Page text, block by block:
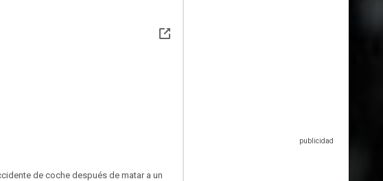
de coche después de matar a un